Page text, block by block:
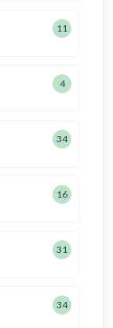
11
4
34
16
31
34